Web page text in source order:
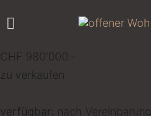
CHF 980'000.-
zu verkaufen
verfügbar: nach Vereinbarung